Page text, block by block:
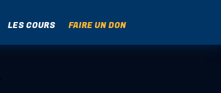
LES COURS FAIRE UN DON